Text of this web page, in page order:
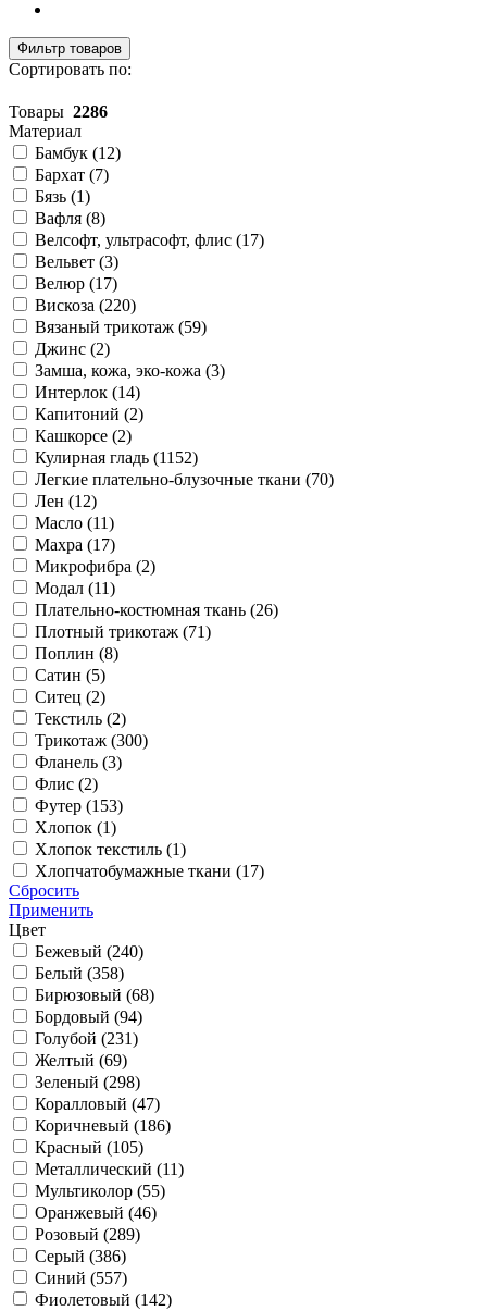
Фильтр товаров
Сортировать по:
Товары 2286
Материал
Бамбук (12)
Бархат (7)
Бязь (1)
Вафля (8)
Велсофт, ультрасофт, флис (17)
Вельвет (3)
Велюр (17)
Вискоза (220)
Вязаный трикотаж (59)
Джинс (2)
Замша, кожа, эко-кожа (3)
Интерлок (14)
Капитоний (2)
Кашкорсе (2)
Кулирная гладь (1152)
Легкие плательно-блузочные ткани (70)
Лен (12)
Масло (11)
Махра (17)
Микрофибра (2)
Модал (11)
Плательно-костюмная ткань (26)
Плотный трикотаж (71)
Поплин (8)
Сатин (5)
Ситец (2)
Текстиль (2)
Трикотаж (300)
Фланель (3)
Флис (2)
Футер (153)
Хлопок (1)
Хлопок текстиль (1)
Хлопчатобумажные ткани (17)
Сбросить
Применить
Цвет
Бежевый (240)
Белый (358)
Бирюзовый (68)
Бордовый (94)
Голубой (231)
Желтый (69)
Зеленый (298)
Коралловый (47)
Коричневый (186)
Красный (105)
Металлический (11)
Мультиколор (55)
Оранжевый (46)
Розовый (289)
Серый (386)
Синий (557)
Фиолетовый (142)